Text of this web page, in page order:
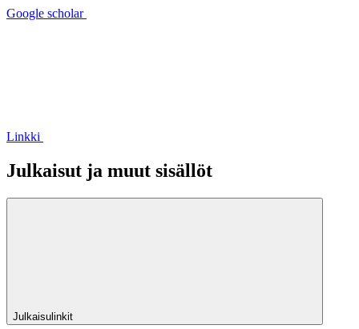
Google scholar
Linkki
Julkaisut ja muut sisällöt
Julkaisulinkit